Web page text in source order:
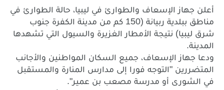
أعلن جهاز الإسعاف والطوارئ في ليبيا، حالة الطوارئ في
مناطق ببلدية ربيانة (150 كم من مدينة الكفرة جنوب
شرق ليبيا) نتيجة الأمطار الغزيرة والسيول التي تشهدها
المدينة.
ودعا جهاز الإسعاف، جميع السكان المواطنين والأجانب
المتضررين "التوجه فورا إلى مدارس المنارة والمستقبل
في الشورى أو مدرسة مصعب بن عمير".